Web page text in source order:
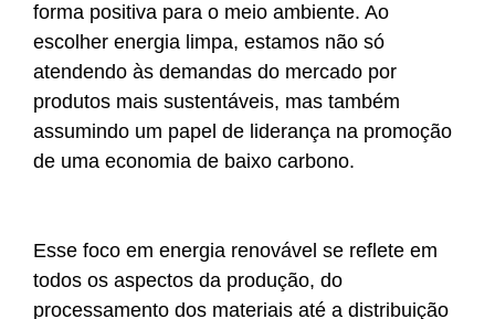
forma positiva para o meio ambiente. Ao
escolher energia limpa, estamos não só
atendendo às demandas do mercado por
produtos mais sustentáveis, mas também
assumindo um papel de liderança na promoção
de uma economia de baixo carbono.
Esse foco em energia renovável se reflete em
todos os aspectos da produção, do
processamento dos materiais até a distribuição